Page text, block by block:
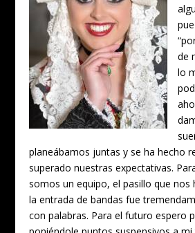
de
lo
planeábamos juntas y se ha hecho
superado nuestras expectativas.
somos un equipo, el pasillo que nos
la entrada de bandas fue
con palabras. Para el futuro espero